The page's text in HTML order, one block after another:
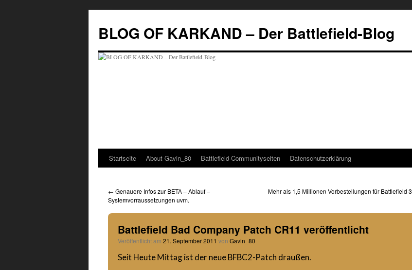
springen
BLOG OF KARKAND – Der Battlefield-Blog
Startseite About Gavin_80 Battlefield-Communityseiten Datenschutzerklärung
← Genauere Infos zur BETA – Ablauf –
Systemvorraussetzungen uvm.
Mehr als 1,5 Millionen Vorbestellungen für Battlefield 3
Battlefield Bad Company Patch CR11 veröffentlicht
Veröffentlicht am 21. September 2011 von Gavin_80
Seit Heute Mittag ist der neue BFBC2-Patch draußen.